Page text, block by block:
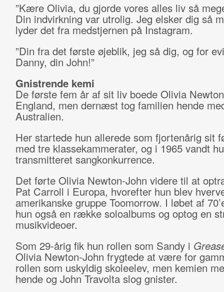
”Kære Olivia, du gjorde vores alles liv så
Din indvirkning var utrolig. Jeg elsker dig så
lyder det fra medstjernen på Instagram.
”Din fra det første øjeblik, jeg så dig, og for
Danny, din John!”
Gnistrende kemi
De første fem år af sit liv boede Olivia
England, men dernæst tog familien hende
Australien.
Her startede hun allerede som fjortenårig sit
med tre klassekammerater, og i 1965 vandt
transmitteret sangkonkurrence.
Det førte Olivia Newton-John videre til at
Pat Carroll i Europa, hvorefter hun blev
amerikanske gruppe Toomorrow. I løbet af
hun også en række soloalbums og optog en
musikvideoer.
Som 29-årig fik hun rollen som Sandy i
Olivia Newton-John frygtede at være for
rollen som uskyldig skoleelev, men kemien
hende og John Travolta slog gnister.